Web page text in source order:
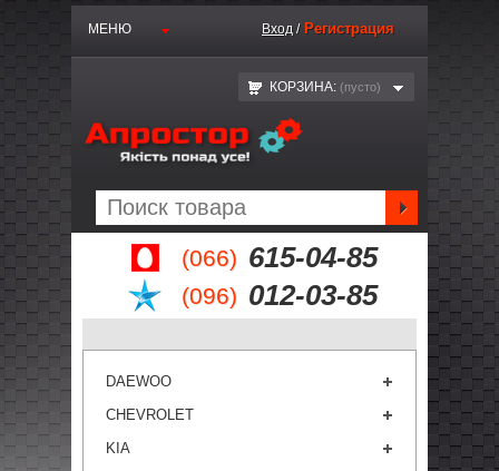
(066) 615-04-85
(096) 012-03-85
МЕНЮ Вход / Регистрация
КОРЗИНА: (пустo)
DAEWOO
CHEVROLET
KIA